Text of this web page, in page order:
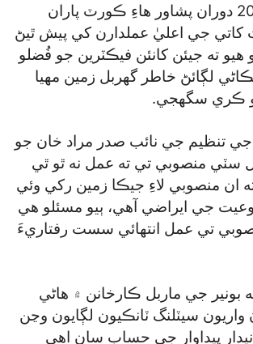
آهي. آگسٽ 2016 دوران پشاور هاءِ ڪورٽ پاران
کاتي جي اعليٰ عملدارن کي پيش ٿيڻ
ته جيئن کانئن فيڪٽرين جو فُضلو
لڳائڻ خاطر گھربل زمين مهيا
ڪري سگھجي.
جي تنظيم جي نائب صدر مراد خان جو
سٽي منصوبي تي ته عمل نه ٿو ٿي
ان منصوبي لاءِ جيڪا زمين رکي وئي
جي ايراضي آهي، ٻيو مسئلو هي
تي عمل انتهائي سست رفتاريءَ
بونير جي ماربل ڪارخانن ۾ هاڻي
سيٽلنگ ٽانڪيون لڳايون وڃن
پيداوار جي حساب سان اهي